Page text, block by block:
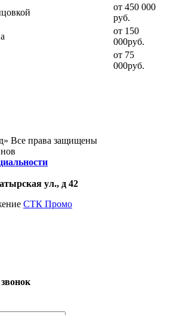
от 450 000
руб.
от 150
000руб.
от 75
000руб.
Все права защищены
ул., д 42
СТК Промо